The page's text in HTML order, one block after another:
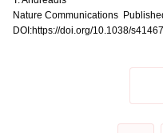
Nature Communications
DOI:https://doi.org/10.1038/